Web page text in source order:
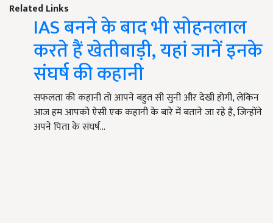
Related Links
IAS बनने के बाद भी सोहनलाल
करते हैं खेतीबाड़ी, यहां जानें इनके
संघर्ष की कहानी
सफलता की कहानी तो आपने बहुत सी सुनी और देखी होगी, लेकिन
आज हम आपको ऐसी एक कहानी के बारे में बताने जा रहे है, जिन्होंने
अपने पिता के संघर्ष…